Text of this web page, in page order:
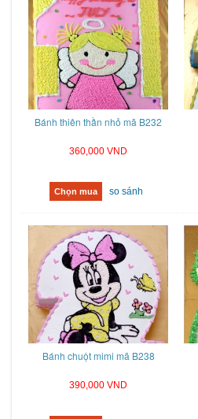
Bánh thiên thần nhỏ mã B232
360,000 VND
Chọn mua so sánh
Bánh chuột mimi mã B238
390,000 VND